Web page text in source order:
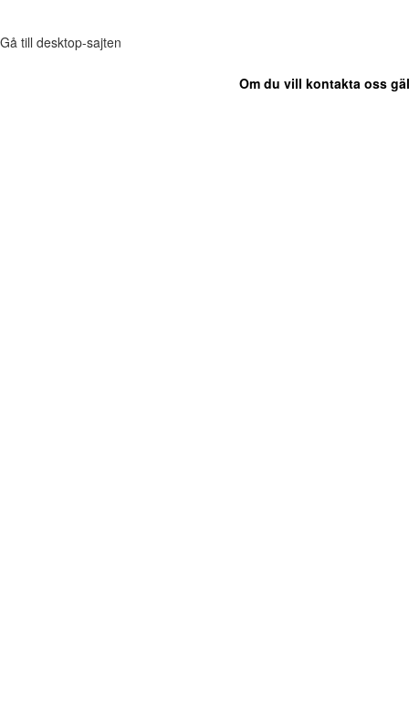
Gå till desktop-sajten
Om du vill kontakta oss